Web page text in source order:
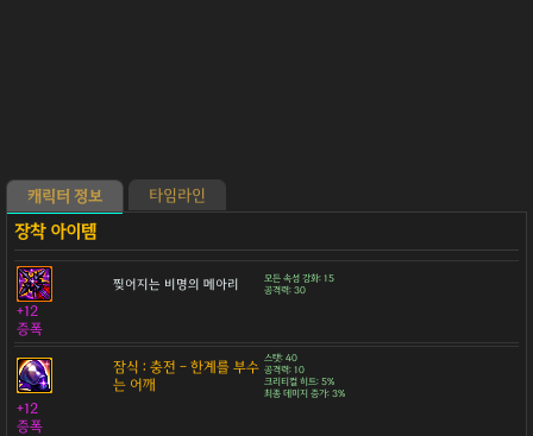
캐릭터 정보 타임라인
찢어지는 비명의 메아리
모든 속성 강화: 15
공격력: 30
+12
증폭
잠식 : 충전 - 한계를 부수
는 어깨
스탯: 40
공격력: 10
크리티컬 히트: 5%
최종 데미지 증가: 3%
+12
증폭